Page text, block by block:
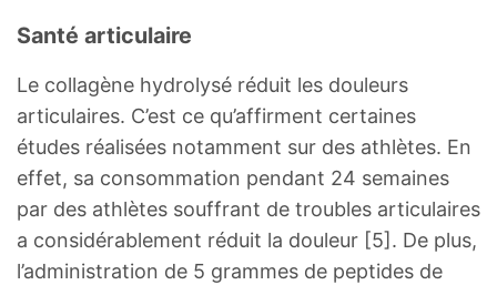
Santé articulaire
Le collagène hydrolysé réduit les douleurs
articulaires. C’est ce qu’affirment certaines
études réalisées notamment sur des athlètes. En
effet, sa consommation pendant 24 semaines
par des athlètes souffrant de troubles articulaires
a considérablement réduit la douleur [5]. De plus,
l’administration de 5 grammes de peptides de